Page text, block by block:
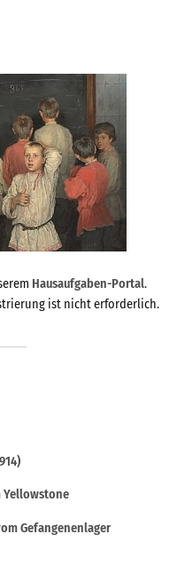
Hausaufgaben-Portal.
ist nicht erforderlich.
Yellowstone
Gefangenenlager